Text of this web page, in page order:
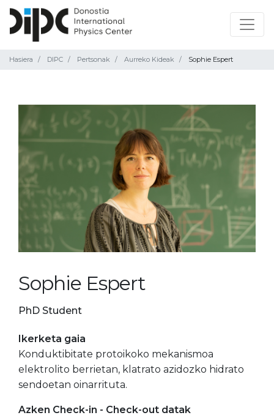
Hasiera DIPC Pertsonak Aurreko Kideak Sophie Espert
Sophie Espert
PhD Student
Ikerketa gaia
Konduktibitate protoikoko mekanismoa
elektrolito berrietan, klatrato azidozko hidrato
sendoetan oinarrituta.
Azken Check-in - Check-out datak